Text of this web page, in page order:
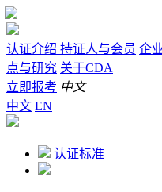
认证介绍 持证人与会员 企
点与研究 关于CDA
立即报考 中文
中文 EN
认证标准